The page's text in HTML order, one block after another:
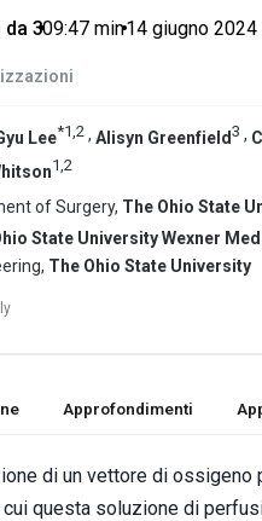
da 3•09:47 min•14 giugno 2024
Lee*1,2 , Alisyn Greenfield 3 ,
1 2
of Surgery, The Ohio State
State University Wexner
The Ohio State University
Approfondimenti
di un vettore di
questa soluzione di